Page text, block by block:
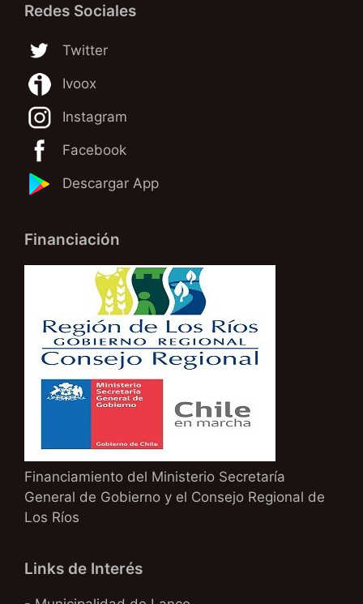
Redes Sociales
Twitter
Ivoox
Instagram
Facebook
Descargar App
Financiación
Financiamiento del Ministerio Secretaría
General de Gobierno y el Consejo Regional de
Los Ríos
Links de Interés